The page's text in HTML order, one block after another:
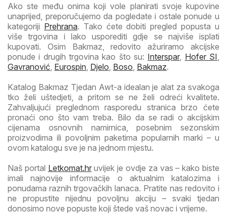
Ako ste među onima koji vole planirati svoje kupovine
unaprijed, preporučujemo da pogledate i ostale ponude u
kategoriji Prehrana. Tako ćete dobiti pregled popusta u
više trgovina i lako usporediti gdje se najviše isplati
kupovati. Osim Bakmaz, redovito ažuriramo akcijske
ponude i drugih trgovina kao što su: Interspar, Hofer SI
Gavranović Eurospin Djelo Boso Bakmaz.
Katalog Bakmaz Tjedan Awt-a idealan je alat za svakoga
tko želi uštedjeti, a pritom se ne želi odreći kvalitete.
Zahvaljujući preglednom rasporedu stranica brzo ćete
pronaći ono što vam treba. Bilo da se radi o akcijskim
cijenama osnovnih namirnica, posebnim sezonskim
proizvodima ili povoljnim paketima popularnih marki – u
ovom katalogu sve je na jednom mjestu.
Naš portal Letkomat.hruvijek je ovdje za vas – kako biste
imali najnovije informacije o aktualnim katalozima i
ponudama raznih trgovačkih lanaca. Pratite nas redovito i
ne propustite nijednu povoljnu akciju – svaki tjedan
donosimo nove popuste koji štede vaš novac i vrijeme.